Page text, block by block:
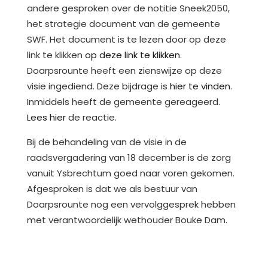
andere gesproken over de notitie Sneek2050,
het strategie document van de gemeente
SWF. Het document is te lezen door op deze
link te klikken op deze link te klikken.
Doarpsrounte heeft een zienswijze op deze
visie ingediend. Deze bijdrage is hier te vinden.
Inmiddels heeft de gemeente gereageerd.
Lees hierde reactie.
Bij de behandeling van de visie in de
raadsvergadering van 18 december is de zorg
vanuit Ysbrechtum goed naar voren gekomen.
Afgesproken is dat we als bestuur van
Doarpsrounte nog een vervolggesprek hebben
met verantwoordelijk wethouder Bouke Dam.